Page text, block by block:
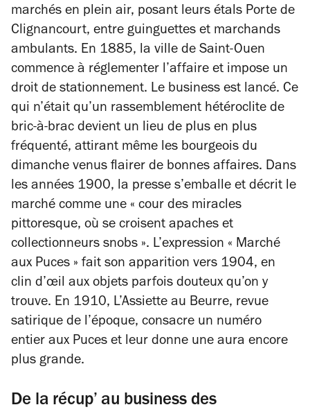
marchés en plein air, posant leurs étals Porte de
Clignancourt, entre guinguettes et marchands
ambulants. En 1885, la ville de Saint-Ouen
commence à réglementer l’affaire et impose un
droit de stationnement. Le business est lancé. Ce
qui n’était qu’un rassemblement hétéroclite de
bric-à-brac devient un lieu de plus en plus
fréquenté, attirant même les bourgeois du
dimanche venus flairer de bonnes affaires. Dans
les années 1900, la presse s’emballe et décrit le
marché comme une « cour des miracles
pittoresque, où se croisent apaches et
collectionneurs snobs ». L’expression « Marché
aux Puces » fait son apparition vers 1904, en
clin d’œil aux objets parfois douteux qu’on y
trouve. En 1910, L’Assiette au Beurre, revue
satirique de l’époque, consacre un numéro
entier aux Puces et leur donne une aura encore
plus grande.
De la récup’ au business des